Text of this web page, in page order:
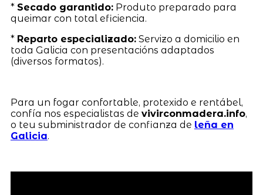
* Secado garantido:Produto preparado para
queimar con total eficiencia.
* Reparto especializado:Servizo a domicilio en
toda Galicia con presentacións adaptados
(diversos formatos).
Para un fogar confortable, protexido e rentábel,
confía nos especialistas de vivirconmadera.info,
o teu subministrador de confianza de leña en
Galicia.